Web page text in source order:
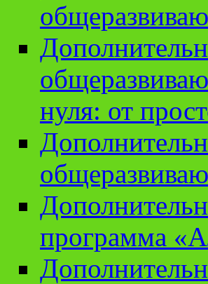
нуля: от
программа